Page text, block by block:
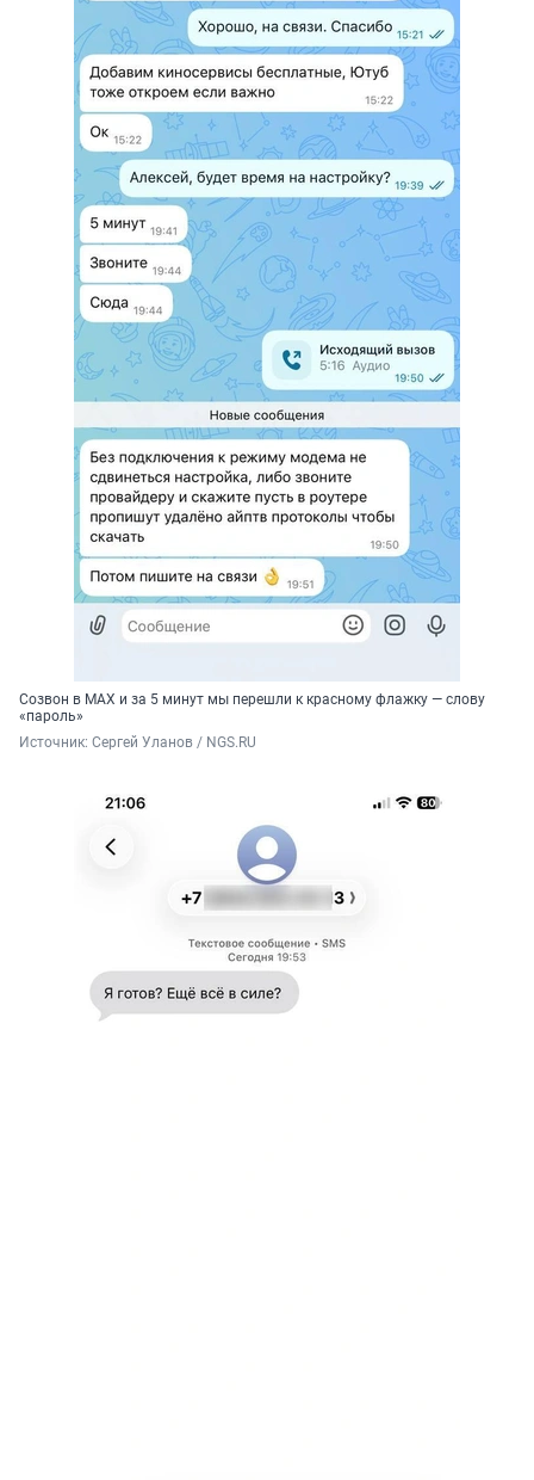
Созвон в МАХ и за 5 минут мы перешли к красному флажку — слову
«пароль»
Источник: Сергей Уланов / NGS.RU